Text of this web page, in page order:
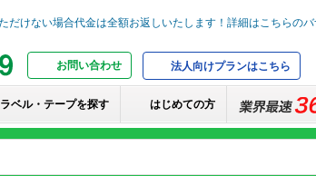
お問い合わせ 法人向けプランはこちら
ラベル・テープを探す はじめての方